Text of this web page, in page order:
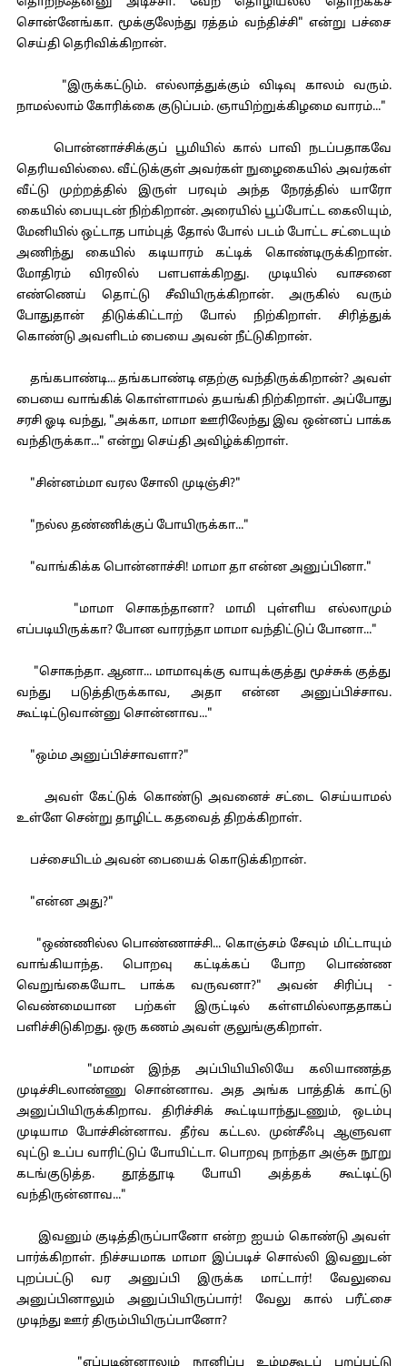
சொன்னேங்கா. மூக்குலேந்து ரத்தம் வந்திச்சி" என்று பச்சை
செய்தி தெரிவிக்கிறான்.
"இருக்கட்டும். எல்லாத்துக்கும் விடிவு காலம் வரும்.
நாமல்லாம் கோரிக்கை குடுப்பம். ஞாயிற்றுக்கிழமை வாரம்..."
பொன்னாச்சிக்குப் பூமியில் கால் பாவி நடப்பதாகவே
தெரியவில்லை. வீட்டுக்குள் அவர்கள் நுழைகையில் அவர்கள்
வீட்டு முற்றத்தில் இருள் பரவும் அந்த நேரத்தில் யாரோ
கையில் பையுடன் நிற்கிறான். அரையில் பூப்போட்ட கைலியும்,
மேனியில் ஒட்டாத பாம்புத் தோல் போல் படம் போட்ட சட்டையும்
அணிந்து கையில் கடியாரம் கட்டிக் கொண்டிருக்கிறான்.
மோதிரம் விரலில் பளபளக்கிறது. முடியில் வாசனை
எண்ணெய் தொட்டு சீவியிருக்கிறான். அருகில் வரும்
போதுதான் திடுக்கிட்டாற் போல் நிற்கிறாள். சிரித்துக்
கொண்டு அவளிடம் பையை அவன் நீட்டுகிறான்.
தங்கபாண்டி... தங்கபாண்டி எதற்கு வந்திருக்கிறான்? அவள்
பையை வாங்கிக் கொள்ளாமல் தயங்கி நிற்கிறாள். அப்போது
சரசி ஓடி வந்து, "அக்கா, மாமா ஊரிலேந்து இவ ஒன்னப் பாக்க
வந்திருக்கா..." என்று செய்தி அவிழ்க்கிறாள்.
"சின்னம்மா வரல சோலி முடிஞ்சி?"
"நல்ல தண்ணிக்குப் போயிருக்கா..."
"வாங்கிக்க பொன்னாச்சி! மாமா தா என்ன அனுப்பினா."
"மாமா சொகந்தானா? மாமி புள்ளிய எல்லாமும்
எப்படியிருக்கா? போன வாரந்தா மாமா வந்திட்டுப் போனா..."
"சொகந்தா. ஆனா... மாமாவுக்கு வாயுக்குத்து மூச்சுக் குத்து
வந்து படுத்திருக்காவ, அதா என்ன அனுப்பிச்சாவ.
கூட்டிட்டுவான்னு சொன்னாவ..."
"ஒம்ம அனுப்பிச்சாவளா?"
அவள் கேட்டுக் கொண்டு அவனைச் சட்டை செய்யாமல்
உள்ளே சென்று தாழிட்ட கதவைத் திறக்கிறாள்.
பச்சையிடம் அவன் பையைக் கொடுக்கிறான்.
"என்ன அது?"
"ஒண்ணில்ல பொண்ணாச்சி... கொஞ்சம் சேவும் மிட்டாயும்
வாங்கியாந்த. பொறவு கட்டிக்கப் போற பொண்ண
வெறுங்கையோட பாக்க வருவனா?" அவன் சிரிப்பு -
வெண்மையான பற்கள் இருட்டில் கள்ளமில்லாததாகப்
பளிச்சிடுகிறது. ஒரு கணம் அவள் குலுங்குகிறாள்.
"மாமன் இந்த அப்பியியிலியே கலியாணத்த
முடிச்சிடலாண்ணு சொன்னாவ. அத அங்க பாத்திக் காட்டு
அனுப்பியிருக்கிறாவ. திரிச்சிக் கூட்டியாந்துடணும், ஒடம்பு
முடியாம போச்சின்னாவ. தீர்வ கட்டல. முன்சீஃபு ஆளுவள
வுட்டு உப்ப வாரிட்டுப் போயிட்டா. பொறவு நாந்தா அஞ்சு நூறு
கடங்குடுத்த. தூத்தூடி போயி அத்தக் கூட்டிட்டு
வந்திருன்னாவ..."
இவனும் குடித்திருப்பானோ என்ற ஐயம் கொண்டு அவள்
பார்க்கிறாள். நிச்சயமாக மாமா இப்படிச் சொல்லி இவனுடன்
புறப்பட்டு வர அனுப்பி இருக்க மாட்டார்! வேலுவை
அனுப்பினாலும் அனுப்பியிருப்பார்! வேலு கால் பரீட்சை
முடிந்து ஊர் திரும்பியிருப்பானோ?